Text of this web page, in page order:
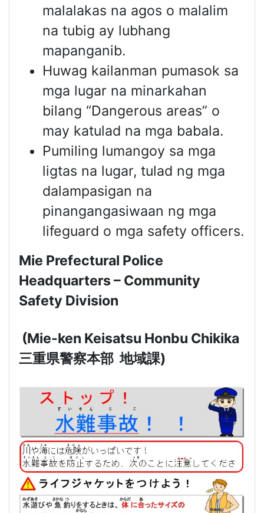
malalakas na agos o malalim
na tubig ay lubhang
mapanganib.
Huwag kailanman pumasok sa
mga lugar na minarkahan
bilang “Dangerous areas” o
may katulad na mga babala.
Pumiling lumangoy sa mga
ligtas na lugar, tulad ng mga
dalampasigan na
pinangangasiwaan ng mga
lifeguard o mga safety officers.
Mie Prefectural Police
Headquarters – Community
Safety Division
(Mie-ken Keisatsu Honbu Chikika
三重県警察本部 地域課)